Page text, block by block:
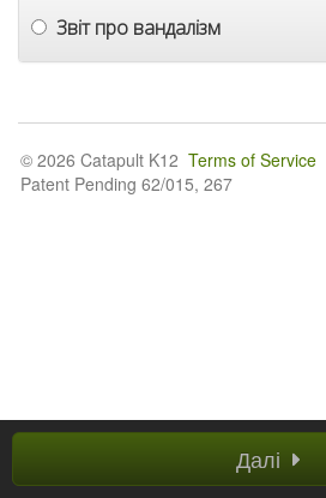
Звіт про вандалізм
Далі
© 2026 Catapult K12 Terms of Service
Patent Pending 62/015, 267